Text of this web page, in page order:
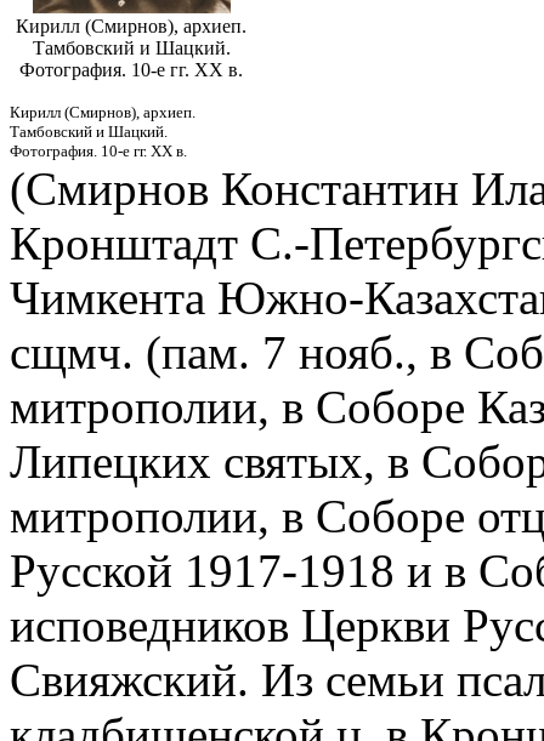
Кирилл (Смирнов), архиеп.
Тамбовский и Шацкий.
Фотография. 10-е гг. XX в.
Кирилл (Смирнов), архиеп.
Тамбовский и Шацкий.
Фотография. 10-е гг. XX в.
(Смирнов Константин
Кронштадт С.-
Чимкента Южно-
сщмч. (пам. 7 нояб., в
митрополии, в Соборе
Липецких святых, в
митрополии, в Соборе
Русской 1917-1918 и в
исповедников Церкви
Свияжский. Из семьи